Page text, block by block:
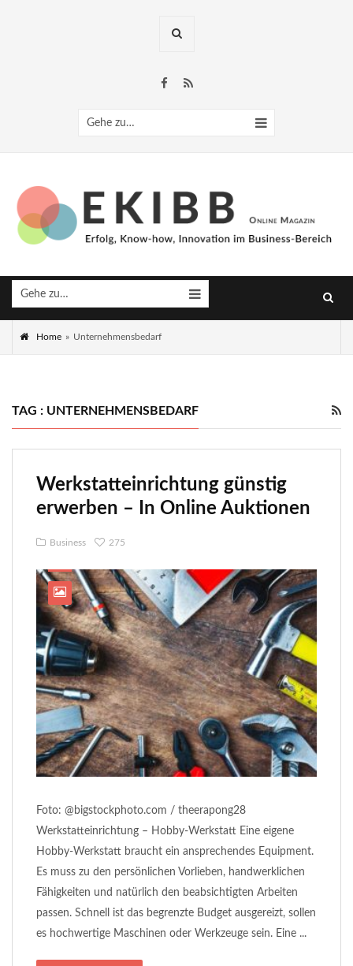
Gehe zu…
Gehe zu…
Home » Unternehmensbedarf
TAG : UNTERNEHMENSBEDARF
Werkstatteinrichtung günstig
erwerben – In Online Auktionen
Business 275
Foto: @bigstockphoto.com / theerapong28
Werkstatteinrichtung – Hobby-Werkstatt Eine eigene
Hobby-Werkstatt braucht ein ansprechendes Equipment.
Es muss zu den persönlichen Vorlieben, handwerklichen
Fähigkeiten und natürlich den beabsichtigten Arbeiten
passen. Schnell ist das begrenzte Budget ausgereizt, sollen
es hochwertige Maschinen oder Werkzeuge sein. Eine ...